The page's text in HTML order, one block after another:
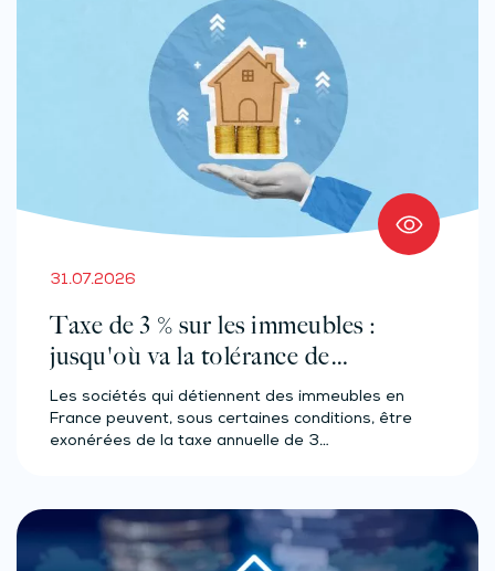
31.07.2026
Taxe de 3 % sur les immeubles :
jusqu'où va la tolérance de
l'administration ?
Les sociétés qui détiennent des immeubles en
France peuvent, sous certaines conditions, être
exonérées de la taxe annuelle de 3…